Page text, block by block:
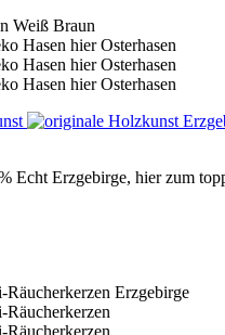
Echt Erzgebirge, hier zum